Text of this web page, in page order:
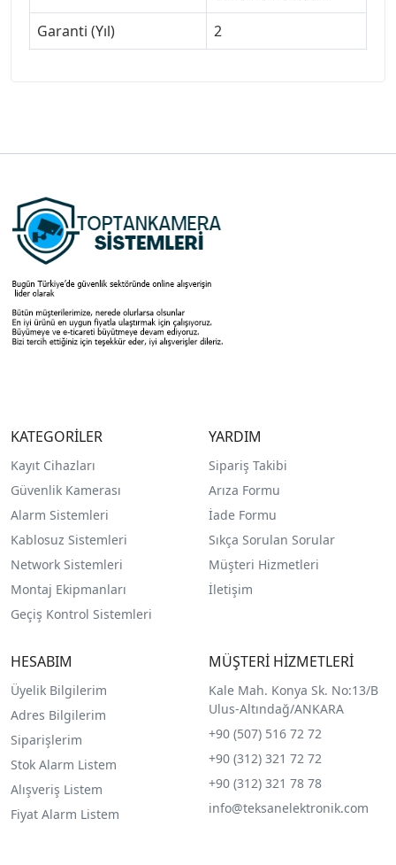
Garanti (Yıl)
2
KATEGORİLER
Kayıt Cihazları
Güvenlik Kamerası
Alarm Sistemleri
Kablosuz Sistemleri
Network Sistemleri
Montaj Ekipmanları
Geçiş Kontrol Sistemleri
YARDIM
Sipariş Takibi
Arıza Formu
İade Formu
Sıkça Sorulan Sorular
Müşteri Hizmetleri
İletişim
HESABIM
Üyelik Bilgilerim
Adres Bilgilerim
Siparişlerim
Stok Alarm Listem
Alışveriş Listem
Fiyat Alarm Listem
MÜŞTERİ HİZMETLERİ
Kale Mah. Konya Sk. No:13/B
Ulus-Altındağ/ANKARA
+90 (507) 516 72 72
+90 (312) 321 72 72
+90 (312) 321 78 78
info@teksanelektronik.com